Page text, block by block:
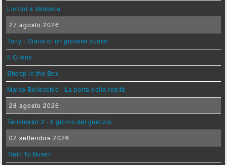
Limoni a Varsavia
27 agosto 2026
Tony - Diario di un giovane cuoco
Il Cileno
Sheep in the Box
Marco Bellocchio - La porta della realtà
28 agosto 2026
Terminator 2 - Il giorno del giudizio
02 settembre 2026
Train To Busan